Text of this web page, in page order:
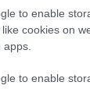
to enable
cookies on
to enable
– Emilio